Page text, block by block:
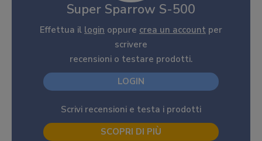
Super Sparrow S-500
Effettua il login oppure crea un account per
scrivere
recensioni o testare prodotti.
LOGIN
Scrivi recensioni e testa i prodotti
SCOPRI DI PIÙ